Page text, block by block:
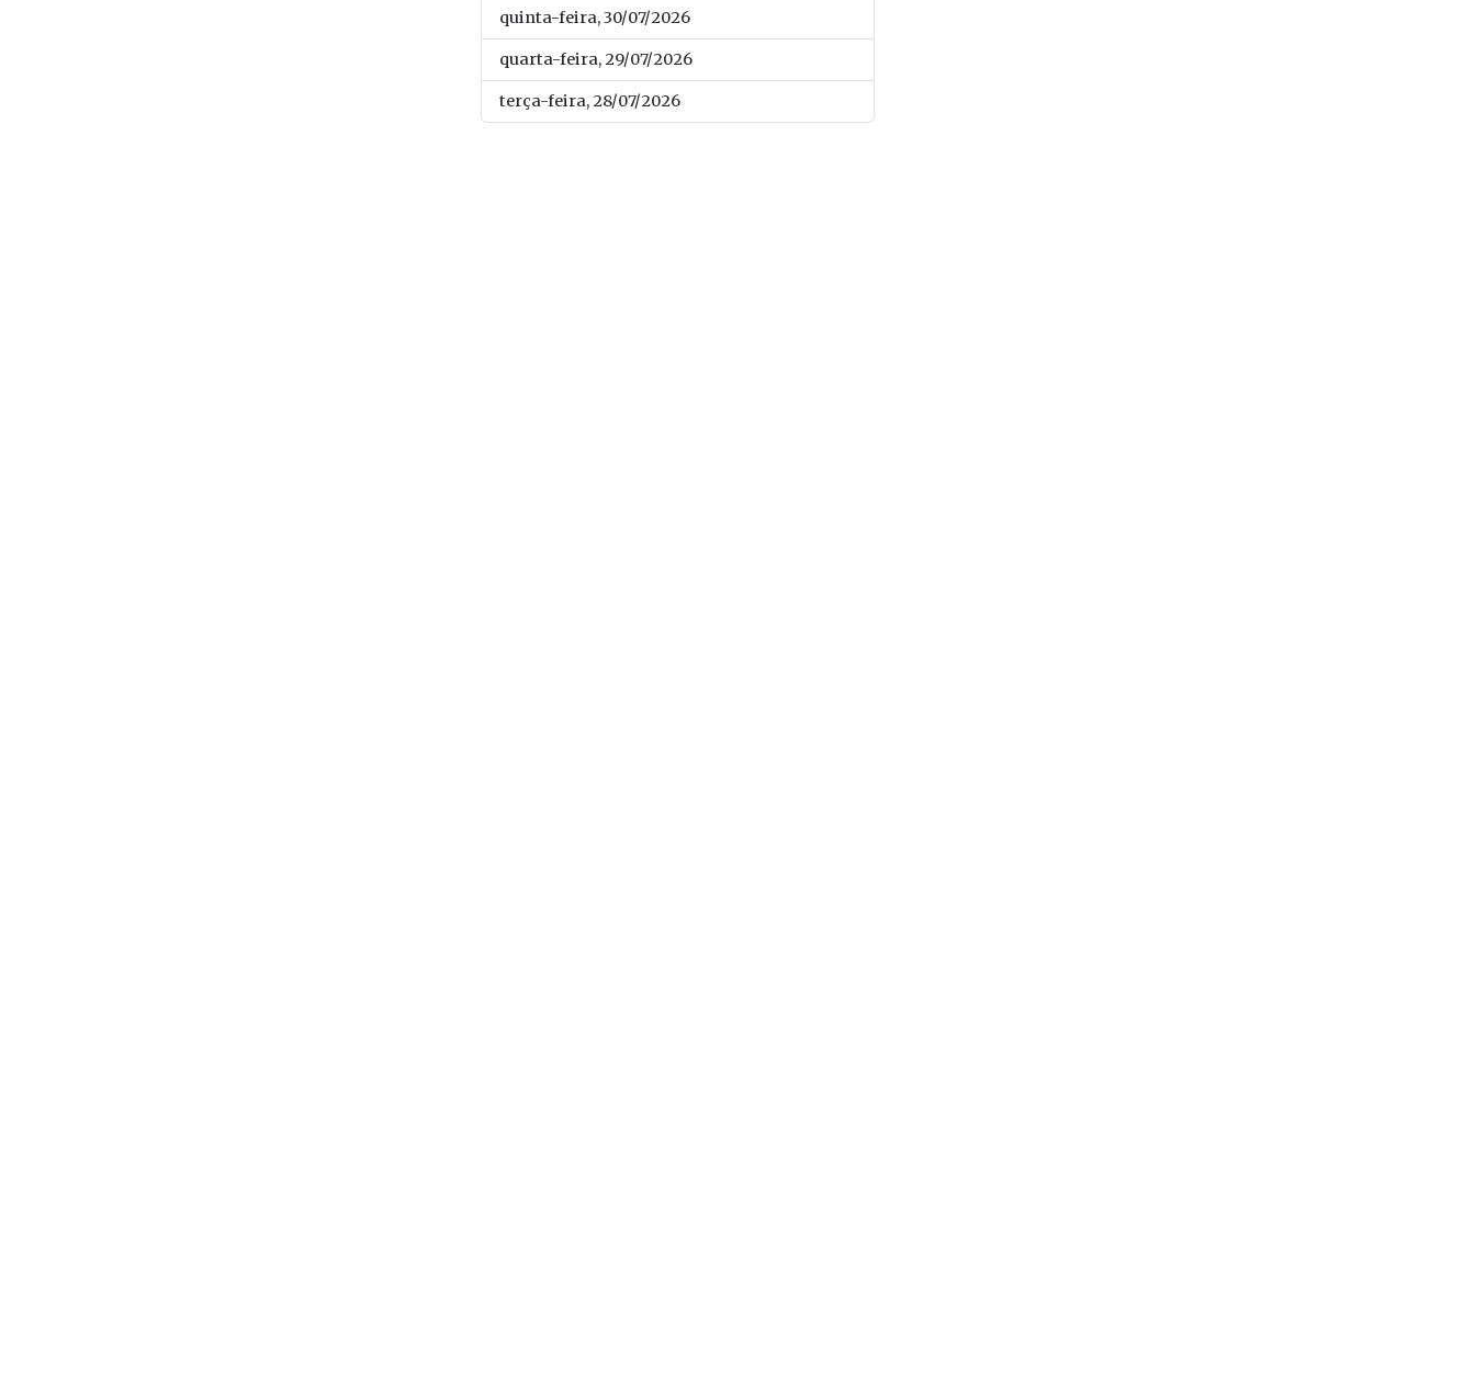
quinta-feira, 30/07/2026
quarta-feira, 29/07/2026
terça-feira, 28/07/2026